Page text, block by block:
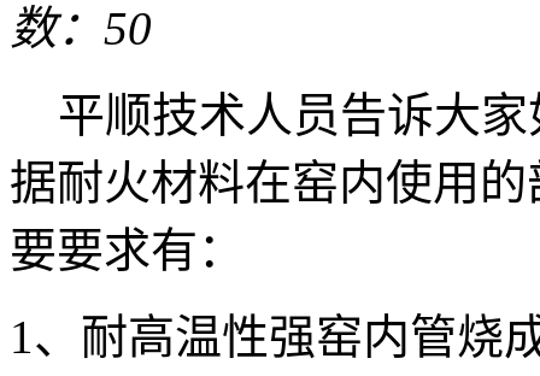
数：50
平顺技术人员告诉大家
据耐火材料在窑内使用
要要求有：
1、耐高温性强窑内管烧